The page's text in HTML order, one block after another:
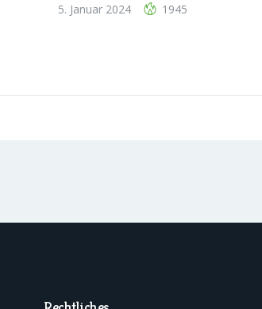
5. Januar 2024 1945